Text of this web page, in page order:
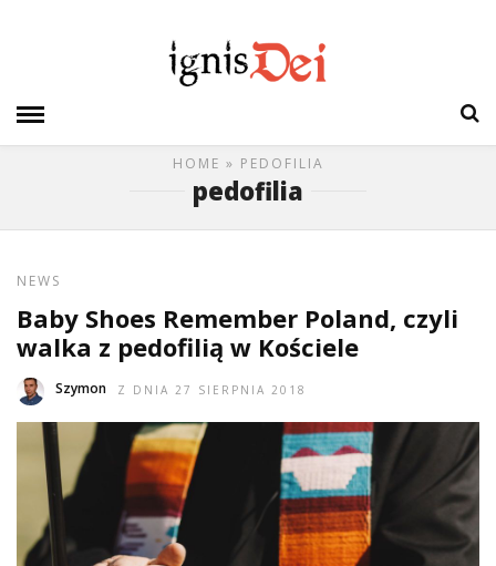
HOME » PEDOFILIA
pedofilia
NEWS
Baby Shoes Remember Poland, czyli
walka z pedofilią w Kościele
Szymon Z DNIA 27 SIERPNIA 2018